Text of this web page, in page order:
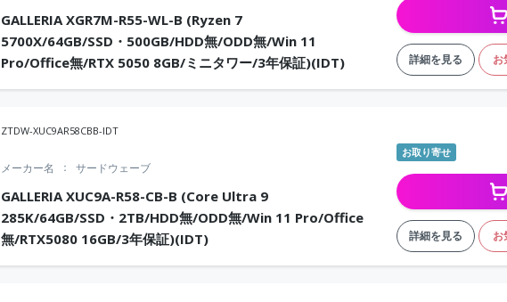
GALLERIA XGR7M-R55-WL-B (Ryzen 7
5700X/64GB/SSD・500GB/HDD無/ODD無/Win 11
Pro/Office無/RTX 5050 8GB/ミニタワー/3年保証)(IDT)
詳細を見る お
ZTDW-XUC9AR58CBB-IDT
GALLERIA XUC9A-R58-CB-B (Core Ultra 9
285K/64GB/SSD・2TB/HDD無/ODD無/Win 11 Pro/Office
無/RTX5080 16GB/3年保証)(IDT)
メーカー名 サードウェーブ
お取り寄せ
詳細を見る お